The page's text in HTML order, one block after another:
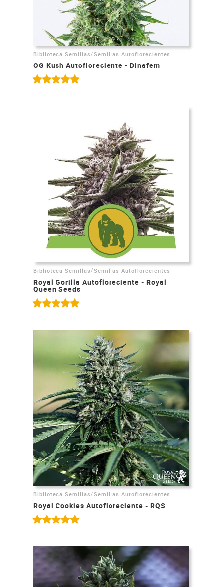
Biblioteca Semillas/Semillas Autoflorecientes
OG Kush Autofloreciente - Dinafem
Biblioteca Semillas /Semillas Autoflorecientes
Royal Gorilla Autofloreciente - Royal
Queen Seeds
Biblioteca Semillas /Semillas Autoflorecientes
Royal Cookies Autofloreciente - RQS